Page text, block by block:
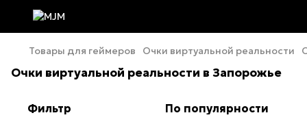
Товары для геймеров Очки виртуальной реальности
Очки виртуальной реальности в Запорожье
Фильтр По популярности